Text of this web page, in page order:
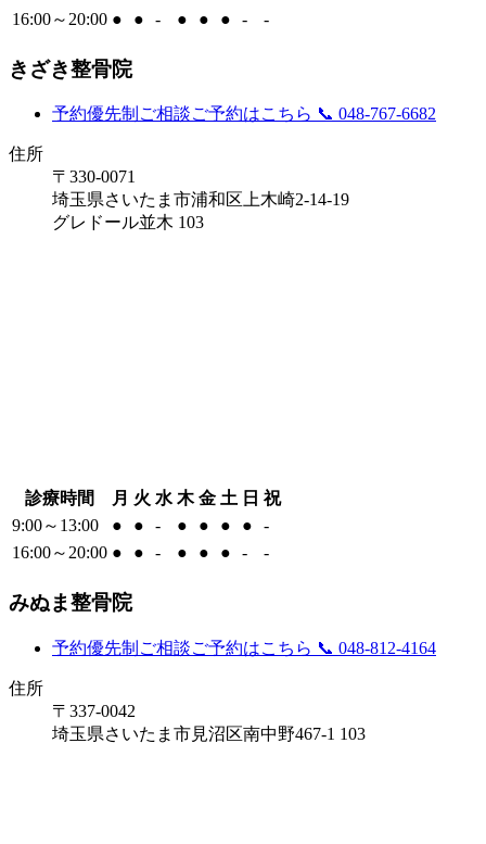
16:00～20:00 ● ● - ● ● ● - -
きざき整骨院
予約優先制 ご相談ご予約はこちら 📞 048-767-6682
住所
〒330-0071
埼玉県さいたま市浦和区上木崎2-14-19
グレドール並木 103
診療時間 月 火 水 木 金 土 日 祝
9:00～13:00
● ● - ● ● ● ●
-
16:00～20:00 ● ● - ● ● ● - -
みぬま整骨院
予約優先制 ご相談ご予約はこちら 📞 048-812-4164
住所
〒337-0042
埼玉県さいたま市見沼区南中野467-1 103